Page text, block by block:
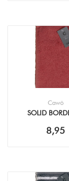
Cawö
SOLID
8,95